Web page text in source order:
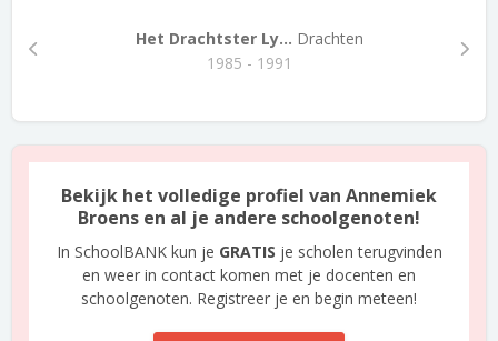
Het Drachtster Ly... Drachten
1985 - 1991
Bekijk het volledige profiel van Annemiek
Broens en al je andere schoolgenoten!
In SchoolBANK kun je GRATIS je scholen terugvinden
en weer in contact komen met je docenten en
schoolgenoten. Registreer je en begin meteen!